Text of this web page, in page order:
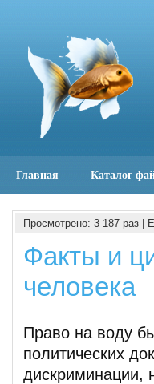
Главная Каталог
Просмотрено: 3 187 раз |
Факты и
человека
Право на воду
политических
дискриминации,